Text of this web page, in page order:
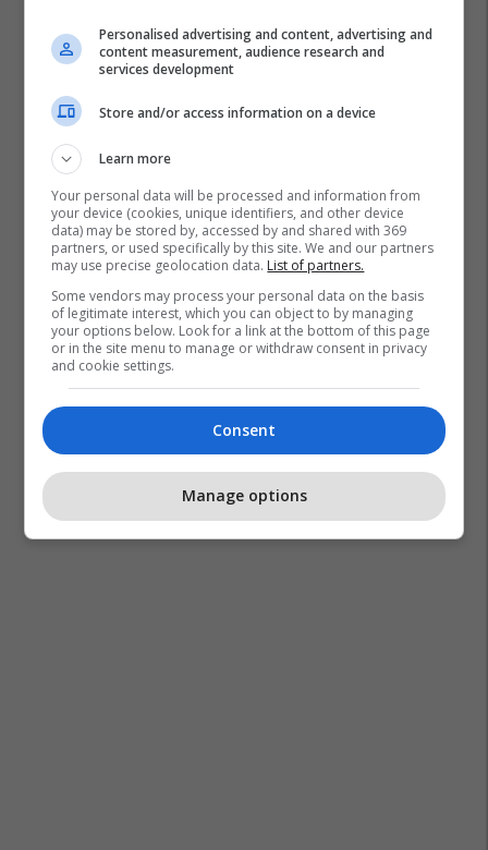
Personalised advertising and content, advertising and
content measurement, audience research and
services development
Store and/or access information on a device
Learn more
Your personal data will be processed and information from
your device (cookies, unique identifiers, and other device
data) may be stored by, accessed by and shared with 369
partners, or used specifically by this site. We and our partners
may use precise geolocation data. List of partners.
Some vendors may process your personal data on the basis
of legitimate interest, which you can object to by managing
your options below. Look for a link at the bottom of this page
or in the site menu to manage or withdraw consent in privacy
and cookie settings.
Consent
Manage options